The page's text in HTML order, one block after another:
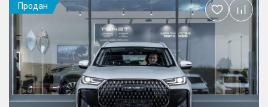
Продан
Добавить
в
избранное